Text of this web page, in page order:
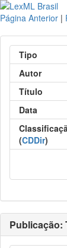
Página Anterior |
Tipo
Autor
Título
Data
(CDDir)
Publicação: